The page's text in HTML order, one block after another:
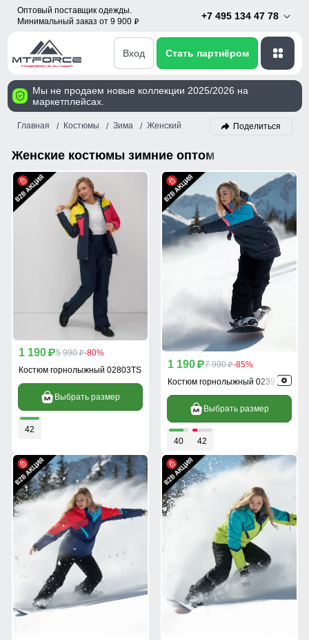
Оптовый поставщик одежды.
Минимальный заказ от 9 900 p
+7 495 134 47 78
Вход Стать партнёром
Мы не продаем новые коллекции 2025/2026 на
маркетплейсах.
Главная Костюмы Зима Женский Поделиться
Женские костюмы зимние оптом
1 190 p5 990 p-80%
Костюм горнолыжный 02803TS
Выбрать размер
42
1 190 p7 990 p-85%
Костюм горнолыжный 02392S
Выбрать размер
40 42